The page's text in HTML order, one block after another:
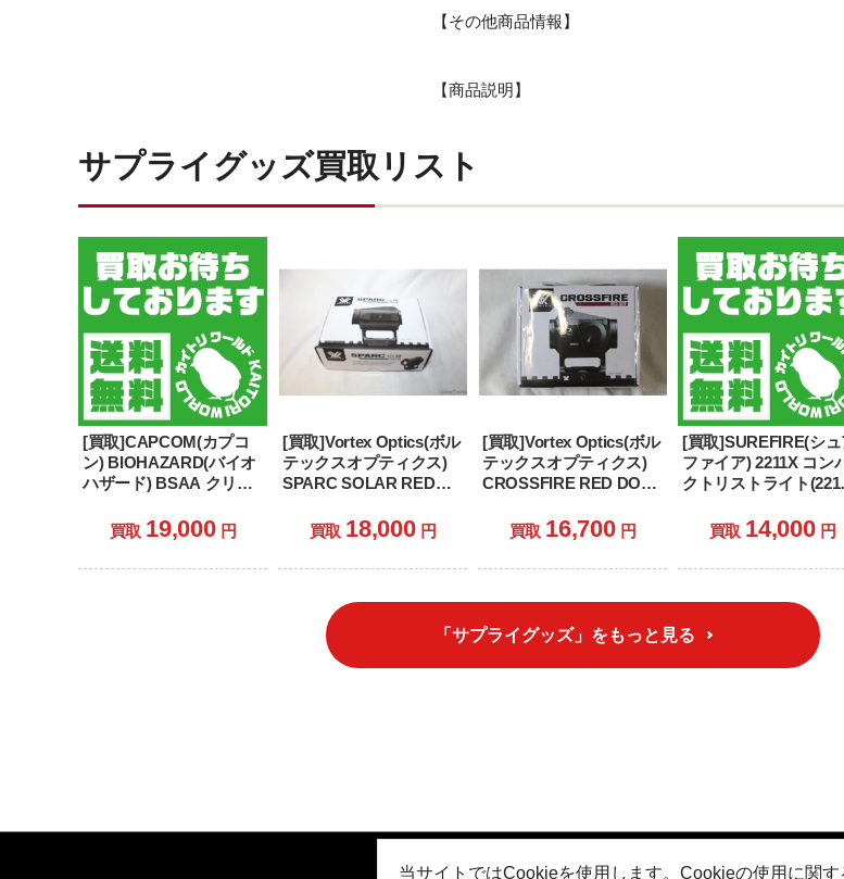
当サイトではCookieを使用します。Cookieの使用に関す
【その他商品情報】
【商品説明】
サプライグッズ買取リスト
[買取]CAPCOM(カプコ
ン) BIOHAZARD(バイオ
ハザード) BSAA クリス
買取 19,000 円
[買取]Vortex Optics(ボル
テックスオプティクス)
SPARC SOLAR RED
レッドドット) ドットサ
イト(VOR-SPC-404)
買取 18,000 円
[買取]Vortex Optics(ボル
テックスオプティクス)
CROSSFIRE RED DOT
ドット 2)(CF-RD2)
買取 16,700 円
[買取]SUREFIRE(シ
ファイア) 2211X コン
クトリストライト
買取 14,000 円
「サプライグッズ」をもっと見る